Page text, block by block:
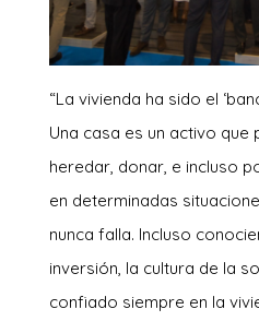
“La vivienda ha sido el
Una casa es un activo que
heredar, donar, e incluso
en determinadas
nunca falla. Incluso
inversión, la cultura de la
confiado siempre en la